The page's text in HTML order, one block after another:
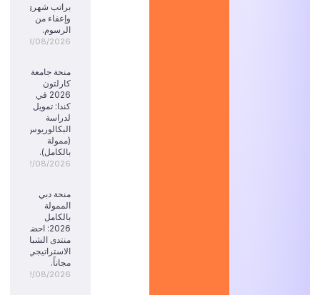
براتب شهري
وإعفاء من
الرسوم.
03/08/2026
منحة جامعة
كارلتون
2026 في
كندا: تمويل
لدراسة
البكالوريوس
(ممولة
بالكامل).
02/08/2026
منحة دبي
الممولة
بالكامل
2026: احضر
منتدى الشباب
الاستراتيجي
مجاناً.
02/08/2026